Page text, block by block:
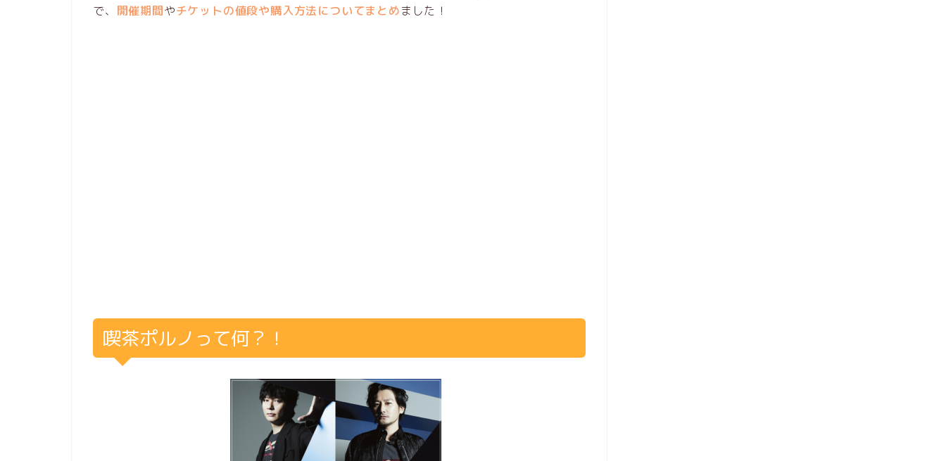
で、 開催期間やチケットの値段や購入方法についてまとめました！
喫茶ポルノって何？！